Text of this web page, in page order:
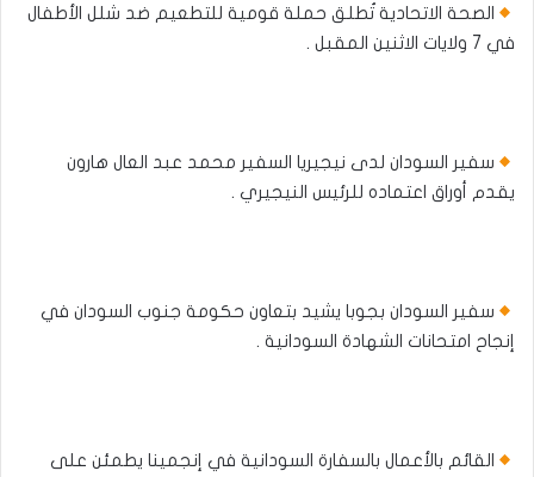
الصحة الاتحادية تُطلق حملة قومية للتطعيم ضد شلل الأطفال
في 7 ولايات الاثنين المقبل .
سفير السودان لدى نيجيريا السفير محمد عبد العال هارون
يقدم أوراق اعتماده للرئيس النيجيري .
سفير السودان بجوبا يشيد بتعاون حكومة جنوب السودان في
إنجاح امتحانات الشهادة السودانية .
القائم بالأعمال بالسفارة السودانية في إنجمينا يطمئن على